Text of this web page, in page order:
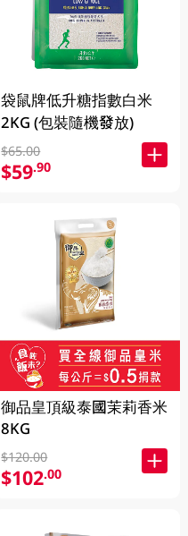
袋鼠牌低升糖指數白米
2KG (包裝隨機發放)
$65.00
$59.90
御品皇頂級泰國茉莉香米
8KG
$120.00
$102.00